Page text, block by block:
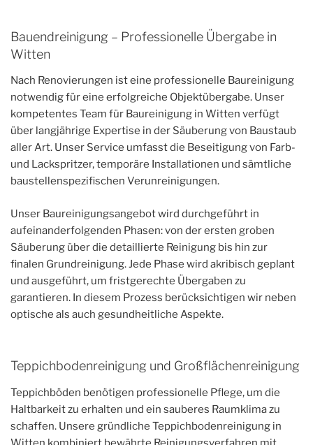
Bauendreinigung – Professionelle Übergabe in
Witten
Nach Renovierungen ist eine professionelle Baureinigung
notwendig für eine erfolgreiche Objektübergabe. Unser
kompetentes Team für Baureinigung in Witten verfügt
über langjährige Expertise in der Säuberung von Baustaub
aller Art. Unser Service umfasst die Beseitigung von Farb-
und Lackspritzer, temporäre Installationen und sämtliche
baustellenspezifischen Verunreinigungen.
Unser Baureinigungsangebot wird durchgeführt in
aufeinanderfolgenden Phasen: von der ersten groben
Säuberung über die detaillierte Reinigung bis hin zur
finalen Grundreinigung. Jede Phase wird akribisch geplant
und ausgeführt, um fristgerechte Übergaben zu
garantieren. In diesem Prozess berücksichtigen wir neben
optische als auch gesundheitliche Aspekte.
Teppichbodenreinigung und Großflächenreinigung
Teppichböden benötigen professionelle Pflege, um die
Haltbarkeit zu erhalten und ein sauberes Raumklima zu
schaffen. Unsere gründliche Teppichbodenreinigung in